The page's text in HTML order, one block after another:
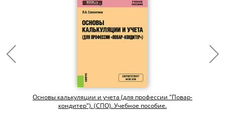
Основы калькуляции и учета (для профессии "Повар-
кондитер"). (СПО). Учебное пособие.